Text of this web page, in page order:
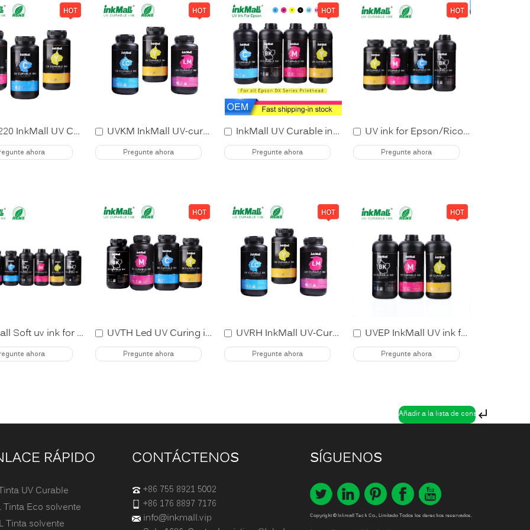
GH2220 InkMall UV Curable Ink for Ricoh
ahora
UVKM InkMall UV-curable ink for Konica
Pregunte ahora
InkMall UV Curable ink for Epson XP600 TX800
Pregunte ahora
UV ink for Epson/Ricoh/Konica/Seiko printhead
Pregunte ahora
InkMall Soft uv ink for Spectra Starfire
ahora
UVTH Led UV Curing ink for Toshiba
Pregunte ahora
UVRH InkMall UV-Curable ink for Ricoh Gen5
Pregunte ahora
UVEP InkMall UV ink for Epson DX5
Pregunte ahora
RÁPIDO
UV Curable
Tinta Eco solvente
Tinta solvente
CONTÁCTENOS
+86 755 8921 5002
+86 176 8897 7176
info@inkmall.vip
SÍGUENOS
Copyright © Inkmall Tech Co., Limitado Todos los derechos reservados.